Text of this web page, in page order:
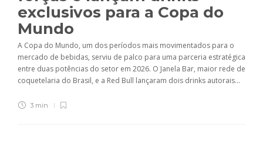
exclusivos para a Copa do
Mundo
A Copa do Mundo, um dos períodos mais movimentados para o
mercado de bebidas, serviu de palco para uma parceria estratégica
entre duas potências do setor em 2026. O Janela Bar, maior rede de
coquetelaria do Brasil, e a Red Bull lançaram dois drinks autorais...
3 min